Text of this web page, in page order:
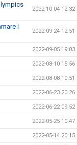
2022-10-04 12:32
i
2022-09-24 12:51
2022-09-05 19:03
2022-08-10 15:56
2022-08-08 10:51
2022-06-23 20:26
2022-06-22 09:52
2022-05-25 10:47
2022-05-14 20:15